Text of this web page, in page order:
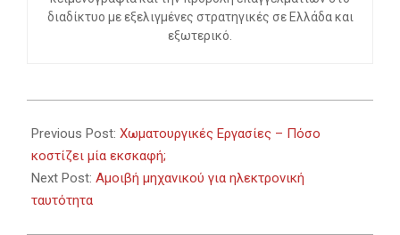
διαδίκτυο με εξελιγμένες στρατηγικές σε Ελλάδα και
εξωτερικό.
02-
29
Previous Post: Χωματουργικές Εργασίες – Πόσο
κοστίζει μία εκσκαφή;
Next Post: Αμοιβή μηχανικού για ηλεκτρονική
ταυτότητα